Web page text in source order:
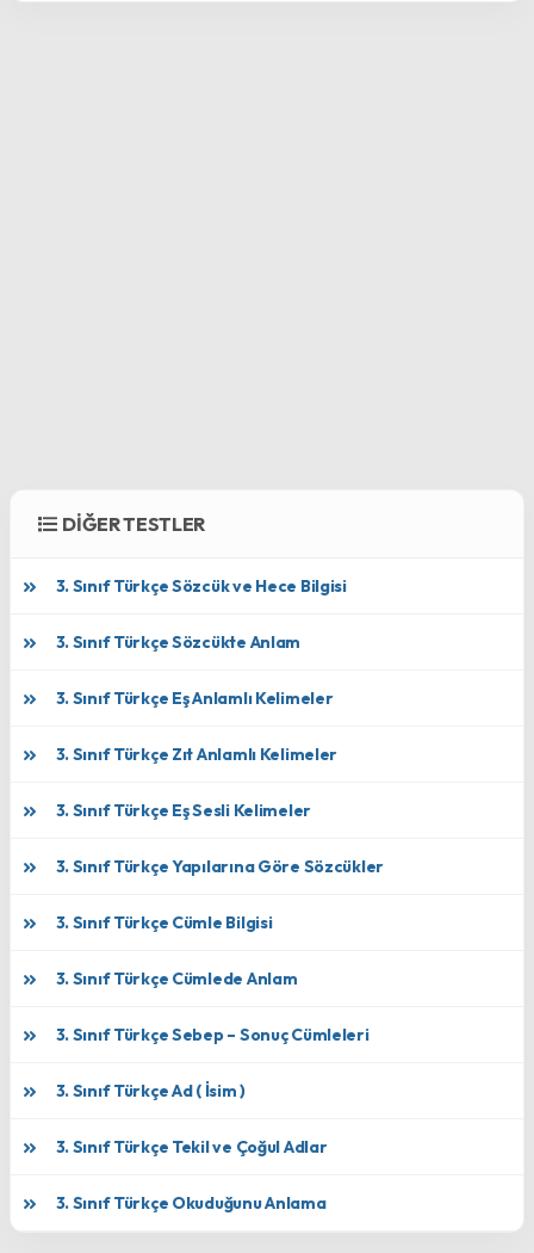
DİĞER TESTLER
3. Sınıf Türkçe Sözcük ve Hece Bilgisi
3. Sınıf Türkçe Sözcükte Anlam
3. Sınıf Türkçe Eş Anlamlı Kelimeler
3. Sınıf Türkçe Zıt Anlamlı Kelimeler
3. Sınıf Türkçe Eş Sesli Kelimeler
3. Sınıf Türkçe Yapılarına Göre Sözcükler
3. Sınıf Türkçe Cümle Bilgisi
3. Sınıf Türkçe Cümlede Anlam
3. Sınıf Türkçe Sebep – Sonuç Cümleleri
3. Sınıf Türkçe Ad ( İsim )
3. Sınıf Türkçe Tekil ve Çoğul Adlar
3. Sınıf Türkçe Okuduğunu Anlama